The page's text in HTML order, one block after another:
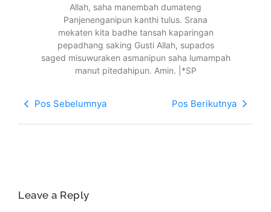
Allah, saha manembah dumateng
Panjenenganipun kanthi tulus. Srana
mekaten kita badhe tansah kaparingan
pepadhang saking Gusti Allah, supados
saged misuwuraken asmanipun saha lumampah
manut pitedahipun. Amin. |*SP
Pos Sebelumnya Pos Berikutnya
Leave a Reply